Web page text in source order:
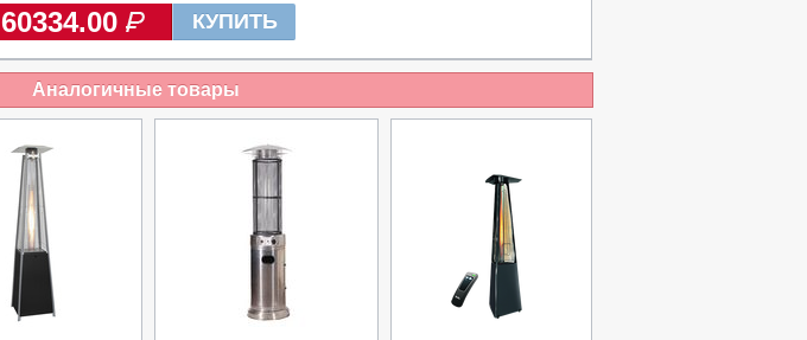
60334.00 КУПИТЬ
Аналогичные товары